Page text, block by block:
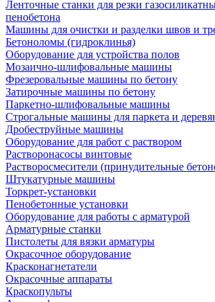
Ленточные станки для резки
пенобетона
Машины для очистки и разделки швов и
Бетоноломы (гидроклинья)
Оборудование для устройства полов
Мозаично-шлифовальные машины
Фрезеровальные машины по бетону
Затирочные машины по бетону
Паркетно-шлифовальные машины
Строгальные машины для паркета и
Дробеструйные машины
Оборудование для работ с раствором
Растворонасосы винтовые
Растворосмесители (принудительные
Штукатурные машины
Торкрет-установки
Пенобетонные установки
Оборудование для работы с арматурой
Арматурные станки
Пистолеты для вязки арматуры
Окрасочное оборудование
Красконагнетатели
Окрасочные аппараты
Краскопульты